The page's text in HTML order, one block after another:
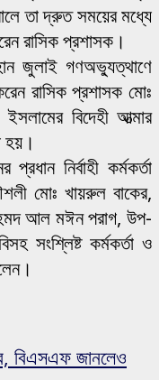
তা দ্রুত সময়ের মধ্যে
রাসিক প্রশাসক।
জুলাই গণঅভ্যুত্থাণে
রাসিক প্রশাসক মোঃ
বিদেহী আত্মার
হয়।
প্রধান নির্বাহী কর্মকর্তা
মোঃ খায়রুল বাকের,
আল মঈন পরাগ, উপ-
সংশ্লিষ্ট কর্মকর্তা ও
বিএসএফ জানলেও